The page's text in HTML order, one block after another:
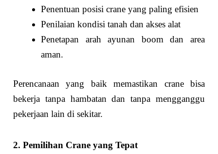
Penentuan posisi crane yang paling efisien
Penilaian kondisi tanah dan akses alat
Penetapan arah ayunan boom dan area
aman.
Perencanaan yang baik memastikan crane bisa
bekerja tanpa hambatan dan tanpa mengganggu
pekerjaan lain di sekitar.
2. Pemilihan Crane yang Tepat